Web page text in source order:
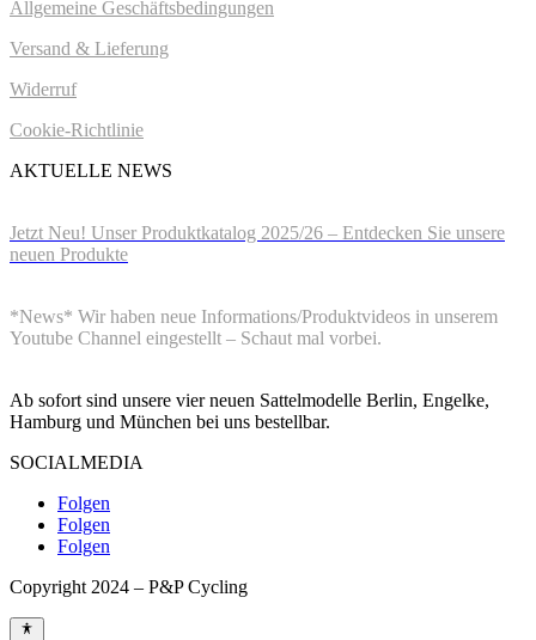
Allgemeine Geschäftsbedingungen
Versand & Lieferung
Widerruf
Cookie-Richtlinie
AKTUELLE NEWS
Jetzt Neu! Unser Produktkatalog 2025/26 – Entdecken Sie unsere
neuen Produkte
*News* Wir haben neue Informations/Produktvideos in unserem
Youtube Channel eingestellt – Schaut mal vorbei.
Ab sofort sind unsere vier neuen Sattelmodelle Berlin, Engelke,
Hamburg und München bei uns bestellbar.
SOCIALMEDIA
Folgen
Folgen
Folgen
Copyright 2024 – P&P Cycling